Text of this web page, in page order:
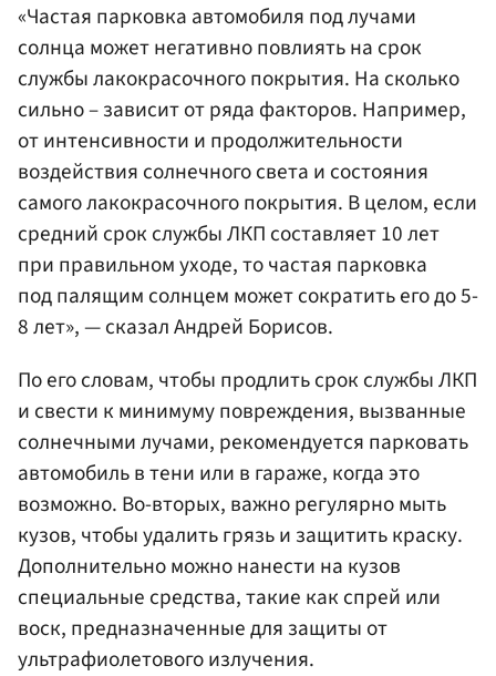
«Частая парковка автомобиля под лучами
солнца может негативно повлиять на срок
службы лакокрасочного покрытия. На сколько
сильно – зависит от ряда факторов. Например,
от интенсивности и продолжительности
воздействия солнечного света и состояния
самого лакокрасочного покрытия. В целом, если
средний срок службы ЛКП составляет 10 лет
при правильном уходе, то частая парковка
под палящим солнцем может сократить его до 5-
8 лет», — сказал Андрей Борисов.
По его словам, чтобы продлить срок службы ЛКП
и свести к минимуму повреждения, вызванные
солнечными лучами, рекомендуется парковать
автомобиль в тени или в гараже, когда это
возможно. Во-вторых, важно регулярно мыть
кузов, чтобы удалить грязь и защитить краску.
Дополнительно можно нанести на кузов
специальные средства, такие как спрей или
воск, предназначенные для защиты от
ультрафиолетового излучения.